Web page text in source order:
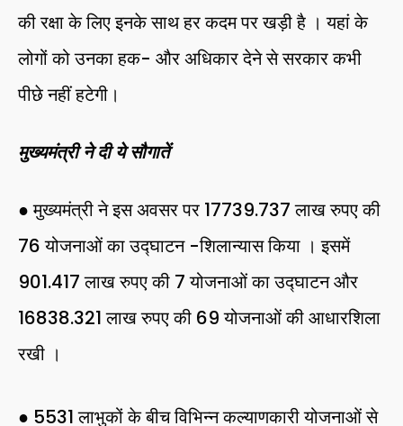
की रक्षा के लिए इनके साथ हर कदम पर खड़ी है । यहां के
लोगों को उनका हक- और अधिकार देने से सरकार कभी
पीछे नहीं हटेगी।
मुख्यमंत्री ने दी ये सौगातें
● मुख्यमंत्री ने इस अवसर पर 17739.737 लाख रुपए की
76 योजनाओं का उद्घाटन -शिलान्यास किया । इसमें
901.417 लाख रुपए की 7 योजनाओं का उद्घाटन और
16838.321 लाख रुपए की 69 योजनाओं की आधारशिला
रखी ।
● 5531 लाभुकों के बीच विभिन्न कल्याणकारी योजनाओं से